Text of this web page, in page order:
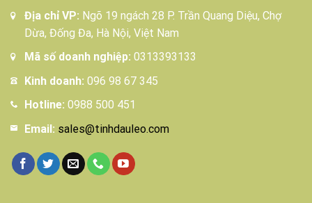
Địa chỉ VP: Ngõ 19 ngách 28 P. Trần Quang Diệu, Chợ
Dừa, Đống Đa, Hà Nội, Việt Nam
Mã số doanh nghiệp: 0313393133
Kinh doanh: 096 98 67 345
Hotline: 0988 500 451
Email: sales@tinhdauleo.com